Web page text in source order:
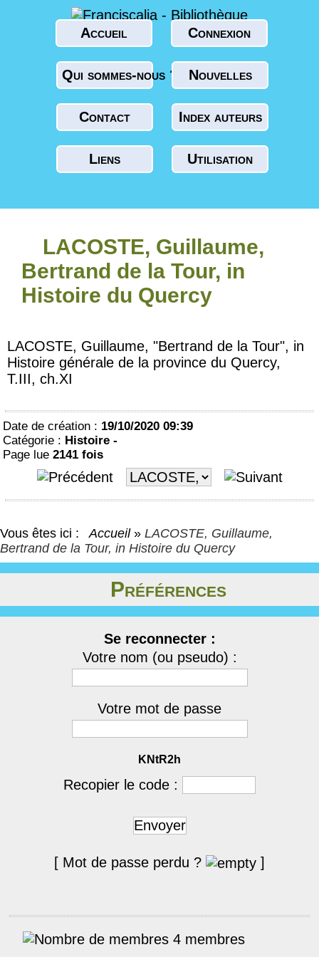
Accueil Connexion
Qui sommes-nous ? Nouvelles
Contact Index auteurs
Liens Utilisation
LACOSTE, Guillaume,
Bertrand de la Tour, in
Histoire du Quercy
LACOSTE, Guillaume, "Bertrand de la Tour", in
Histoire générale de la province du Quercy,
T.III, ch.XI
Date de création : 19/10/2020 09:39
Catégorie : Histoire -
Page lue 2141 fois
Vous êtes ici : Accueil » LACOSTE, Guillaume,
Bertrand de la Tour, in Histoire du Quercy
Préférences
Se reconnecter :
Votre nom (ou pseudo) :
Votre mot de passe
KNtR2h
Recopier le code :
Envoyer
[ Mot de passe perdu ? ]
4 membres